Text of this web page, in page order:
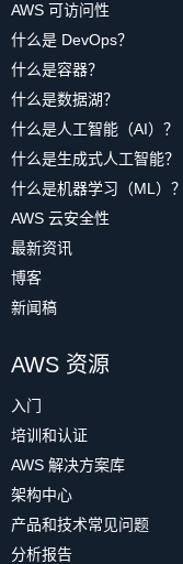
AWS 可访问性
什么是 DevOps？
什么是容器？
什么是数据湖？
什么是人工智能（AI）？
什么是生成式人工智能？
什么是机器学习（ML）？
AWS 云安全性
最新资讯
博客
新闻稿
AWS 资源
入门
培训和认证
AWS 解决方案库
架构中心
产品和技术常见问题
分析报告